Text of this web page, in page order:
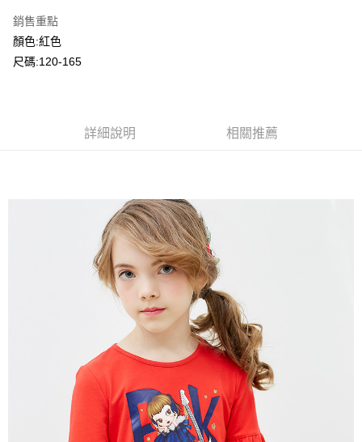
ATM付款
運送方式
付款後全家取貨
每筆NT$80，滿NT$2,000(含以上)免運費
每筆NT$80，滿NT$2,000(含以上)免運費
每筆NT$80，滿NT$2,000(含以上)免運費
銷售重點
顏色:紅色
尺碼:120-165
詳細說明 相關推薦